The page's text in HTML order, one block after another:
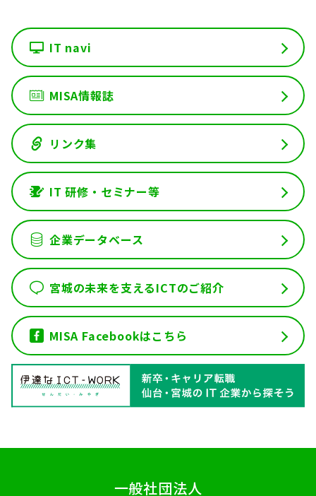
English
会員ログイン
入会案内
福利厚生
事業共創
グローバルビジネス
広報
政策提言
会員専用
お問い合わせ
IT navi
MISA情報誌
リンク集
IT 研修・セミナー等
企業データベース
宮城の未来を支えるICTのご紹介
MISA Facebookはこちら
一般社団法人